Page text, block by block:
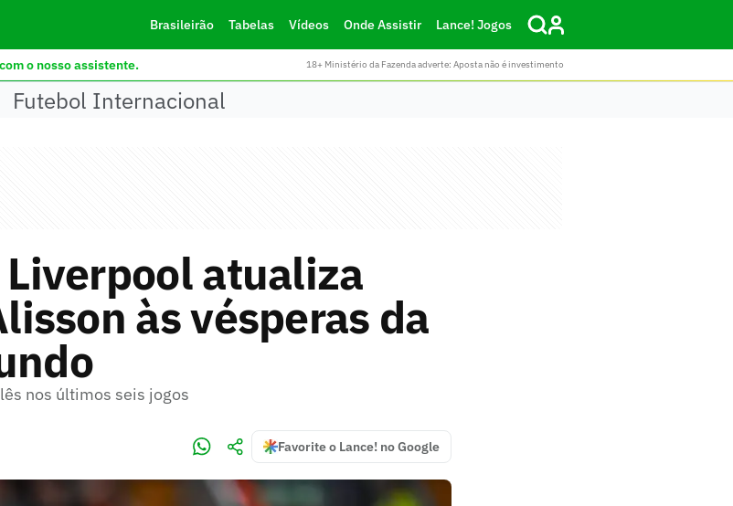
Brasileirão Tabelas Vídeos Onde Assistir Lance! Jogos
o nosso assistente. 18+ Ministério da Fazenda adverte: Aposta não é investimento
Futebol Internacional
Liverpool atualiza
às vésperas da
nos últimos seis jogos
Favorite o Lance! no Google